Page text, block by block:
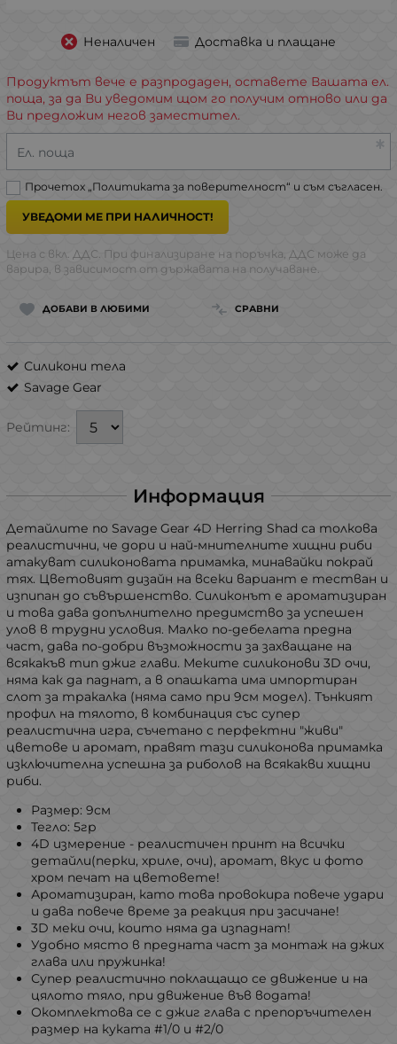
Неналичен Доставка и плащане
Продуктът вече е разпродаден, оставете Вашата ел.
поща, за да Ви уведомим щом го получим отново или да
Ви предложим негов заместител.
Ел. поща
Прочетох „Политиката за поверителност“ и съм съгласен.
УВЕДОМИ МЕ ПРИ НАЛИЧНОСТ!
Цена с вкл. ДДС. При финализиране на поръчка, ДДС може да
варира, в зависимост от държавата на получаване.
ДОБАВИ В ЛЮБИМИ СРАВНИ
Силикони тела
Savage Gear
Рейтинг:
Информация
Детайлите по Savage Gear 4D Herring Shad са толкова
реалистични, че дори и най-мнителните хищни риби
атакуват силиконовата примамка, минавайки покрай
тях. Цветовият дизайн на всеки вариант е тестван и
изпипан до съвършенство. Силиконът е ароматизиран
и това дава допълнително предимство за успешен
улов в трудни условия. Малко по-дебелата предна
част, дава по-добри възможности за захващане на
всякакъв тип джиг глави. Меките силиконови 3D oчи,
няма как да паднат, а в опашката има импортиран
слот за тракалка (няма само при 9см модел). Тънкият
профил на тялото, в комбинация със супер
реалистична игра, съчетано с перфектни "живи"
цветове и аромат, правят тази силиконова примамка
изключителна успешна за риболов на всякакви хищни
риби.
Размер: 9см
Тегло: 5гр
4D измерение - реалистичен принт на всички
детайли(перки, хриле, очи), аромат, вкус и фото
хром печат на цветовете!
Ароматизиран, като това провокира повече удари
и дава повече време за реакция при засичане!
3D меки очи, които няма да изпаднат!
​Удобно място в предната част за монтаж на джих
глава или пружинка!
Супер реалистично поклащащо се движение и на
цялото тяло, при движение във водата!
Окомплектова се с джиг глава с препоръчителен
размер на куката #1/0 и #2/0